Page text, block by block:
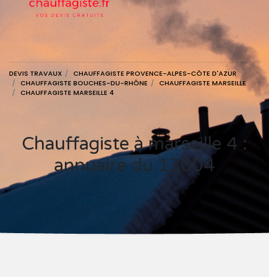
DEVIS TRAVAUX
CHAUFFAGISTE PROVENCE-ALPES-CÔTE D'AZUR
CHAUFFAGISTE BOUCHES-DU-RHÔNE
CHAUFFAGISTE MARSEILLE
CHAUFFAGISTE MARSEILLE 4
Chauffagiste à marseille 4 :
annuaire du 13004